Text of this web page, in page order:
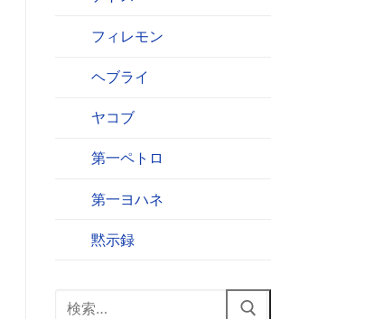
フィレモン
ヘブライ
ヤコブ
第一ペトロ
第一ヨハネ
黙示録